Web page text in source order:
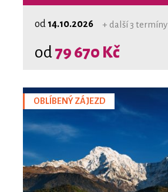
od 14.10.2026 + další 3 termíny
od79 670 Kč
OBLÍBENÝ ZÁJEZD